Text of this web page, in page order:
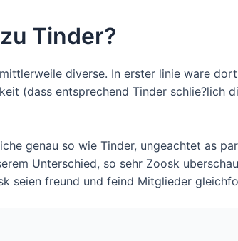
Tinder?
diverse. In erster linie ware
(dass entsprechend Tinder schlie?lich
genau so wie Tinder, ungeachtet as
Unterschied, so sehr Zoosk
seien freund und feind Mitglieder